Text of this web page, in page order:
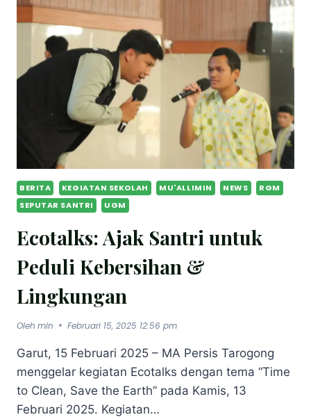
BERITA KEGIATAN SEKOLAH MU'ALLIMIN NEWS
RGM
SEPUTAR SANTRI
UGM
Ecotalks: Ajak Santri untuk
Peduli Kebersihan &
Lingkungan
Oleh mln Februari 15, 2025 12:56 pm
Garut, 15 Februari 2025 – MA Persis Tarogong
menggelar kegiatan Ecotalks dengan tema “Time
to Clean, Save the Earth” pada Kamis, 13
Februari 2025. Kegiatan…